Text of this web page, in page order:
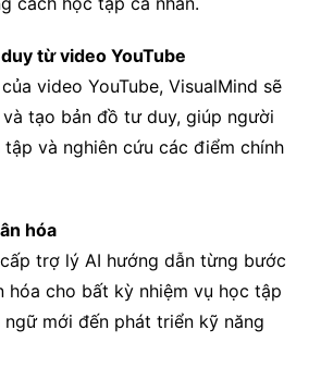
từ video YouTube
video YouTube, VisualMind sẽ
tạo bản đồ tư duy, giúp người
và nghiên cứu các điểm chính
hóa
trợ lý AI hướng dẫn từng bước
hóa cho bất kỳ nhiệm vụ học tập
mới đến phát triển kỹ năng